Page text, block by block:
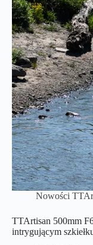
Nowości
TTArtisan 500mm
intrygującym